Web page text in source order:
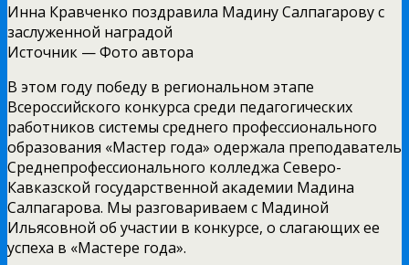
Инна Кравченко поздравила Мадину Салпагарову с
заслуженной наградой
Источник —Фото автора
В этом году победу в региональном этапе
Всероссийского конкурса среди педагогических
работников системы среднего профессионального
образования «Мастер года» одержала преподаватель
Среднепрофессионального колледжа Северо-
Кавказской государственной академии Мадина
Салпагарова. Мы разговариваем с Мадиной
Ильясовной об участии в конкурсе, о слагающих ее
успеха в «Мастере года».